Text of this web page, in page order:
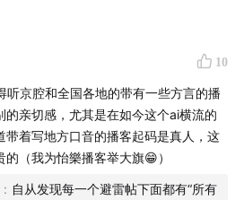
文件、文字投稿、线下录制邀约
以加粒粒微信私信交流。
你和你的城市之间那些说不出口的
10
听京腔和全国各地的带有一些方言的播
的亲切感，尤其是在如今这个ai横流的
带着写地方口音的播客起码是真人，这
（我为怡樂播客举大旗😁）
: 自从发现每一个避雷帖下面都有“所有